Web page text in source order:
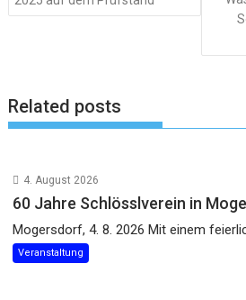
Related posts
4. August 2026
60 Jahre Schlösslverein in
Mogersdorf, 4. 8. 2026 Mit einem
Veranstaltung